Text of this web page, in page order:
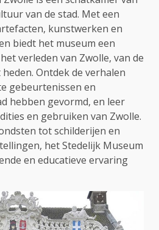
van de stad. Met een
kunstwerken en
biedt het museum een
verleden van Zwolle, van de
Ontdek de verhalen
gebeurtenissen en
hebben gevormd, en leer
en gebruiken van Zwolle.
tot schilderijen en
het Stedelijk Museum
en educatieve ervaring